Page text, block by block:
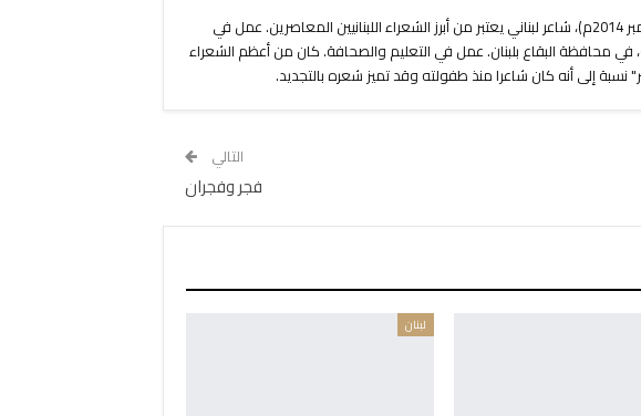
سعيد عقل (4 يوليو 1912م – 28 نوفمبر 2014م)، شاعر لبناني يعتبر من أبرز الشعراء اللبنانيين المعاصرين. عمل في
في محافظة البقاع بلبنان. عمل في التعليم والصحافة. كان من أعظم الشعراء
إلى أنه كان شاعرا منذ طفولته وقد تميز شعره بالتجديد.
التالي
فجر وفجران
لبنان